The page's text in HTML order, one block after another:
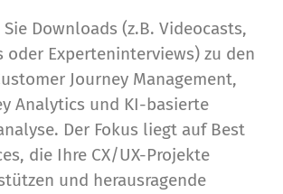
Downloads (z.B. Videocasts,
oder Experteninterviews) zu den
Journey Management,
Analytics und KI-basierte
Der Fokus liegt auf Best
die Ihre CX/UX-Projekte
und herausragende